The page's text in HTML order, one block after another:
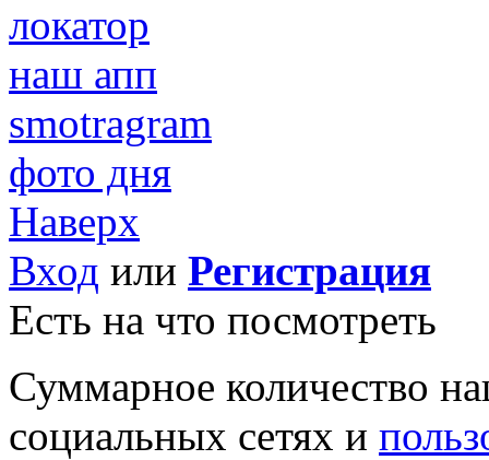
локатор
наш апп
smotragram
фото дня
Наверх
Вход или Регистрация
Есть на что посмотреть
Суммарное количество
социальных сетях и